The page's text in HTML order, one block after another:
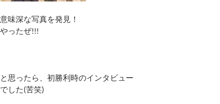
意味深な写真を発見！
やったぜ!!!
と思ったら、初勝利時のインタビュー
でした(苦笑)